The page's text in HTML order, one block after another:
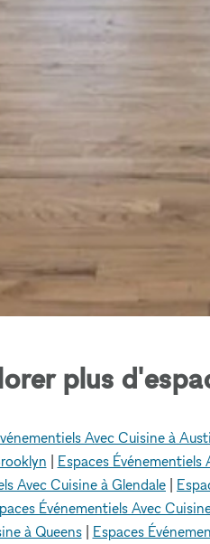
plus
Avec Cuisine à
| Espaces
Avec Cuisine à Glendale |
Événementiels Avec
à Queens| Espaces